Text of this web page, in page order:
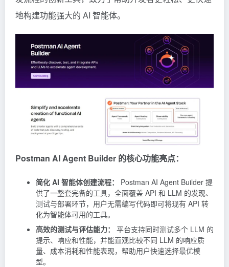
地构建功能强大的 AI 智能体。
Postman AI Agent Builder 的核心功能亮点：
简化 AI 智能体创建流程：
Postman AI Agent Builder 提
供了一整套完备的工具，全面覆盖 API 和 LLM 的发现、
测试与部署环节，用户无需编写代码即可将现有 API 转
化为智能体可用的工具。
高效的测试与评估能力：
平台支持同时测试多个 LLM 的
提示、响应和性能，并能直观比较不同 LLM 的响应质
量、成本消耗和性能表现，帮助用户快速选择最优模
型。